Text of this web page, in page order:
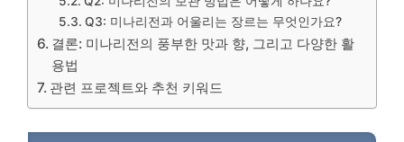
Q3: 미나리전과 어울리는 장르는 무엇인가요?
결론: 미나리전의 풍부한 맛과 향, 그리고 다양한 활
용법
관련 프로젝트와 추천 키워드